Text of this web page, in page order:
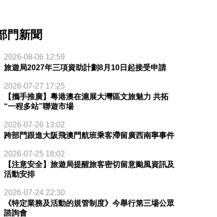
門新聞
2026-08-06 12:59
旅遊局2027年三項資助計劃8月10日起接受申請
2026-07-27 17:25
【攜手推廣】粵港澳在滬展大灣區文旅魅力 共拓
“一程多站”聯遊市場
2026-07-26 13:02
跨部門跟進大阪飛澳門航班乘客滯留廣西南寧事件
2026-07-25 18:02
【注意安全】旅遊局提醒旅客密切留意颱風資訊及
活動安排
2026-07-24 22:30
《特定業務及活動的規管制度》今舉行第三場公眾
諮詢會